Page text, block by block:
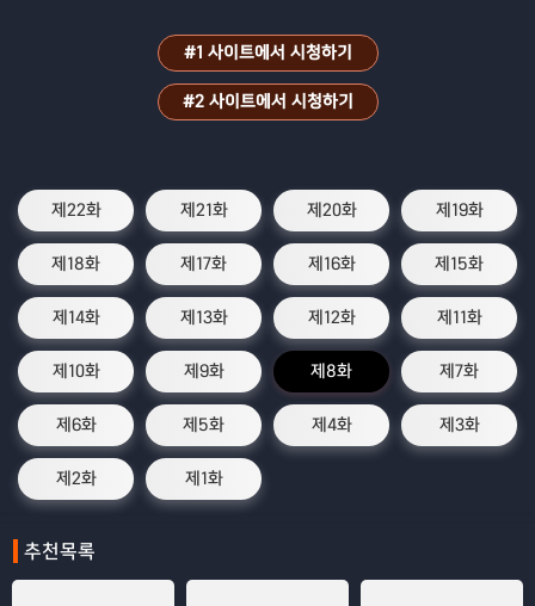
#1 사이트에서 시청하기
#2 사이트에서 시청하기
제22화 제21화 제20화 제19화
제18화 제17화 제16화 제15화
제14화 제13화 제12화 제11화
제10화 제9화 제8화 제7화
제6화 제5화 제4화 제3화
제2화 제1화
추천목록